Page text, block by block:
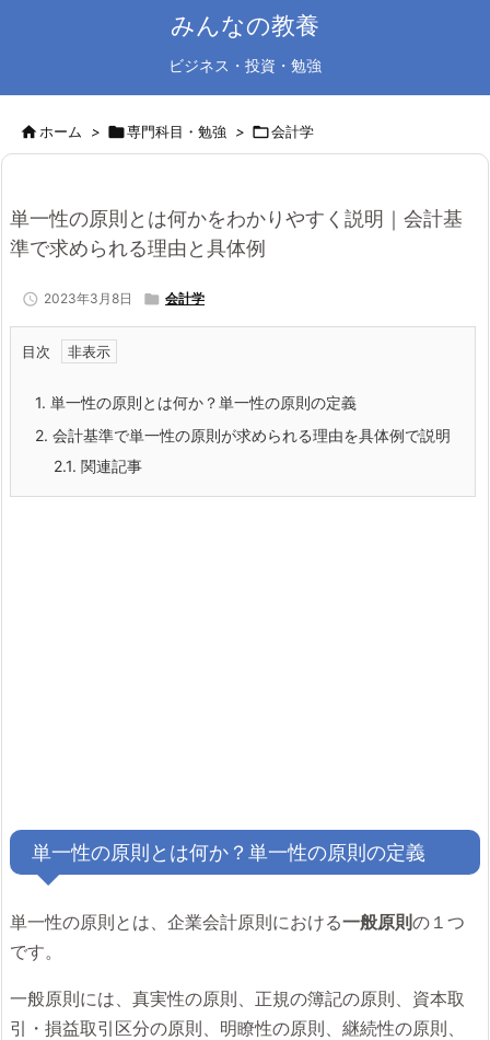
みんなの教養
ビジネス・投資・勉強
ホーム > 専門科目・勉強 > 会計学
単一性の原則とは何かをわかりやすく説明｜会計基
準で求められる理由と具体例
 2023年3月8日  会計学
目次
1. 単一性の原則とは何か？単一性の原則の定義
2. 会計基準で単一性の原則が求められる理由を具体例で説明
2.1. 関連記事
単一性の原則とは何か？単一性の原則の定義
単一性の原則とは、企業会計原則における一般原則の１つ
です。
一般原則には、真実性の原則、正規の簿記の原則、資本取
引・損益取引区分の原則、明瞭性の原則、継続性の原則、